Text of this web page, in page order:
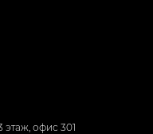
этаж, офис 301